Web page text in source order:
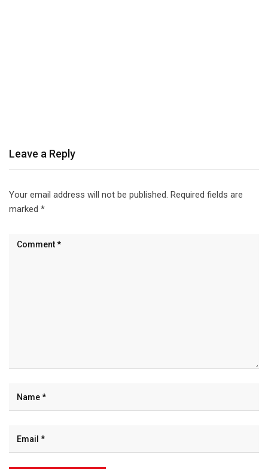
Leave a Reply
Your email address will not be published. Required fields are
marked *